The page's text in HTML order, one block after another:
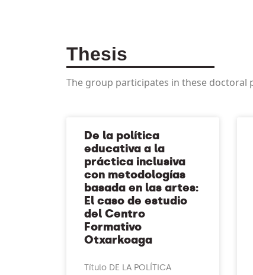
Thesis
The group participates in these doctoral
De la política
educativa a la
práctica inclusiva
con metodologías
basada en las artes:
El caso de estudio
del Centro
Formativo
Otxarkoaga
Título DE LA POLÍTICA